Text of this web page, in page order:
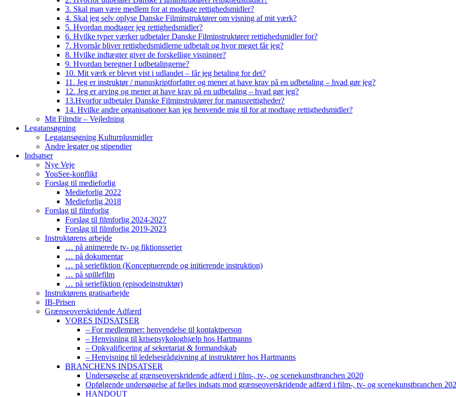
3. Skal man være medlem for at modtage rettighedsmidler?
4. Skal jeg selv oplyse Danske Filminstruktører om visning af mit værk?
5. Hvordan modtager jeg rettighedsmidler?
6. Hvilke typer værker udbetaler Danske Filminstruktører rettighedsmidler for?
7. Hvornår bliver rettighedsmidlerne udbetalt og hvor meget får jeg?
8. Hvilke indtægter giver de forskellige visninger?
9. Hvordan beregner I udbetalingerne?
10. Mit værk er blevet vist i udlandet – får jeg betaling for det?
11. Jeg er instruktør / manuskriptforfatter og mener at have krav på en udbetaling – hvad gør jeg?
12. Jeg er arving og mener at have krav på en udbetaling – hvad gør jeg?
13.Hvorfor udbetaler Danske Filminstruktører for manusrettigheder?
14. Hvilke andre organisationer kan jeg henvende mig til for at modtage rettighedsmidler?
Mit Filmdir – Vejledning
Legatansøgning
Legatansøgning Kulturplusmidler
Andre legater og stipendier
Indsatser
Nye Veje
YouSee-konflikt
Forslag til medieforlig
Medieforlig 2022
Medieforlig 2018
Forslag til filmforlig
Forslag til filmforlig 2024-2027
Forslag til filmforlig 2019-2023
Instruktørens arbejde
… på animerede tv- og fiktionsserier
… på dokumentar
… på seriefiktion (Konceptuerende og initierende instruktion)
… på spillefilm
… på seriefiktion (episodeinstruktør)
Instruktørens gratisarbejde
IB-Prisen
Grænseoverskridende Adfærd
VORES INDSATSER
– For medlemmer: henvendelse til kontaktperson
– Henvisning til krisepsykologhjælp hos Hartmanns
– Opkvalificering af sekretariat & formandskab
– Henvisning til ledelsesrådgivning af instruktører hos Hartmanns
BRANCHENS INDSATSER
Undersøgelse af grænseoverskridende adfærd i film-, tv-, og scenekunstbranchen 2020
Opfølgende undersøgelse af fælles indsats mod grænseoverskridende adfærd i film-, tv- og scenekunstbranchen
HANDOUT